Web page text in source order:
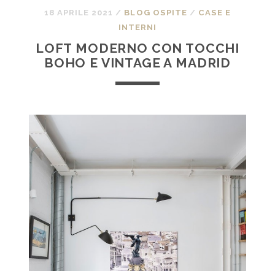
18 APRILE 2021 / BLOG OSPITE / CASE E
INTERNI
LOFT MODERNO CON TOCCHI
BOHO E VINTAGE A MADRID